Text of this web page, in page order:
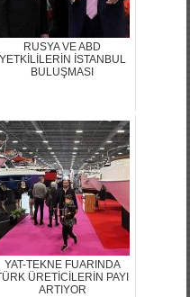
RUSYA VE ABD
YETKİLİLERİN İSTANBUL
BULUŞMASI
YAT-TEKNE FUARINDA
ÜRETİCİLERİN PAYI
ARTIYOR